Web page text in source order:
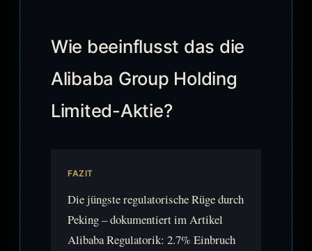
Wie beeinflusst das die
Alibaba Group Holding
Limited-Aktie?
FAZIT
Die jüngste regulatorische Rüge durch
Peking – dokumentiert im Artikel
Alibaba Regulatorik: 2.7% Einbruch